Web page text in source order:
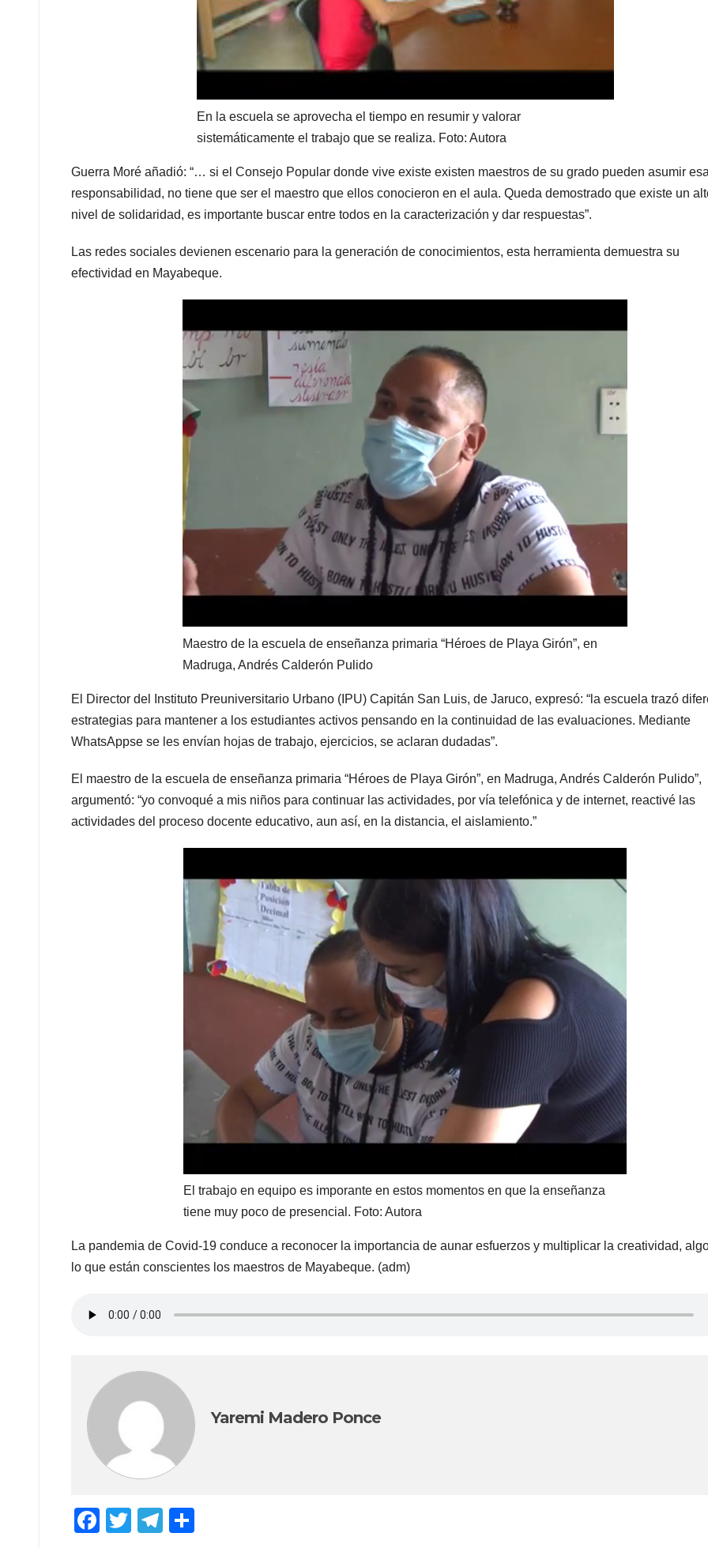
En la escuela se aprovecha el tiempo en resumir y valorar
sistemáticamente el trabajo que se realiza. Foto: Autora
Guerra Moré añadió: “… si el Consejo Popular donde vive existe existen maestros de su grado pueden asumir
responsabilidad, no tiene que ser el maestro que ellos conocieron en el aula. Queda demostrado que existe un
nivel de solidaridad, es importante buscar entre todos en la caracterización y dar respuestas”.
Las redes sociales devienen escenario para la generación de conocimientos, esta herramienta demuestra su
efectividad en Mayabeque.
Maestro de la escuela de enseñanza primaria “Héroes de Playa Girón”, en
Madruga, Andrés Calderón Pulido
El Director del Instituto Preuniversitario Urbano (IPU) Capitán San Luis, de Jaruco, expresó: “la escuela trazó
estrategias para mantener a los estudiantes activos pensando en la continuidad de las evaluaciones. Mediante
WhatsAppse se les envían hojas de trabajo, ejercicios, se aclaran dudadas”.
El maestro de la escuela de enseñanza primaria “Héroes de Playa Girón”, en Madruga, Andrés Calderón Pulido”,
argumentó: “yo convoqué a mis niños para continuar las actividades, por vía telefónica y de internet, reactivé las
actividades del proceso docente educativo, aun así, en la distancia, el aislamiento.”
El trabajo en equipo es imporante en estos momentos en que la enseñanza
tiene muy poco de presencial. Foto: Autora
La pandemia de Covid-19 conduce a reconocer la importancia de aunar esfuerzos y multiplicar la creatividad,
lo que están conscientes los maestros de Mayabeque. (adm)
Yaremi Madero Ponce
F
T
T